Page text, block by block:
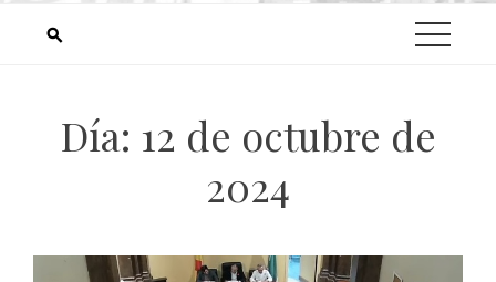
Día: 12 de octubre de
2024